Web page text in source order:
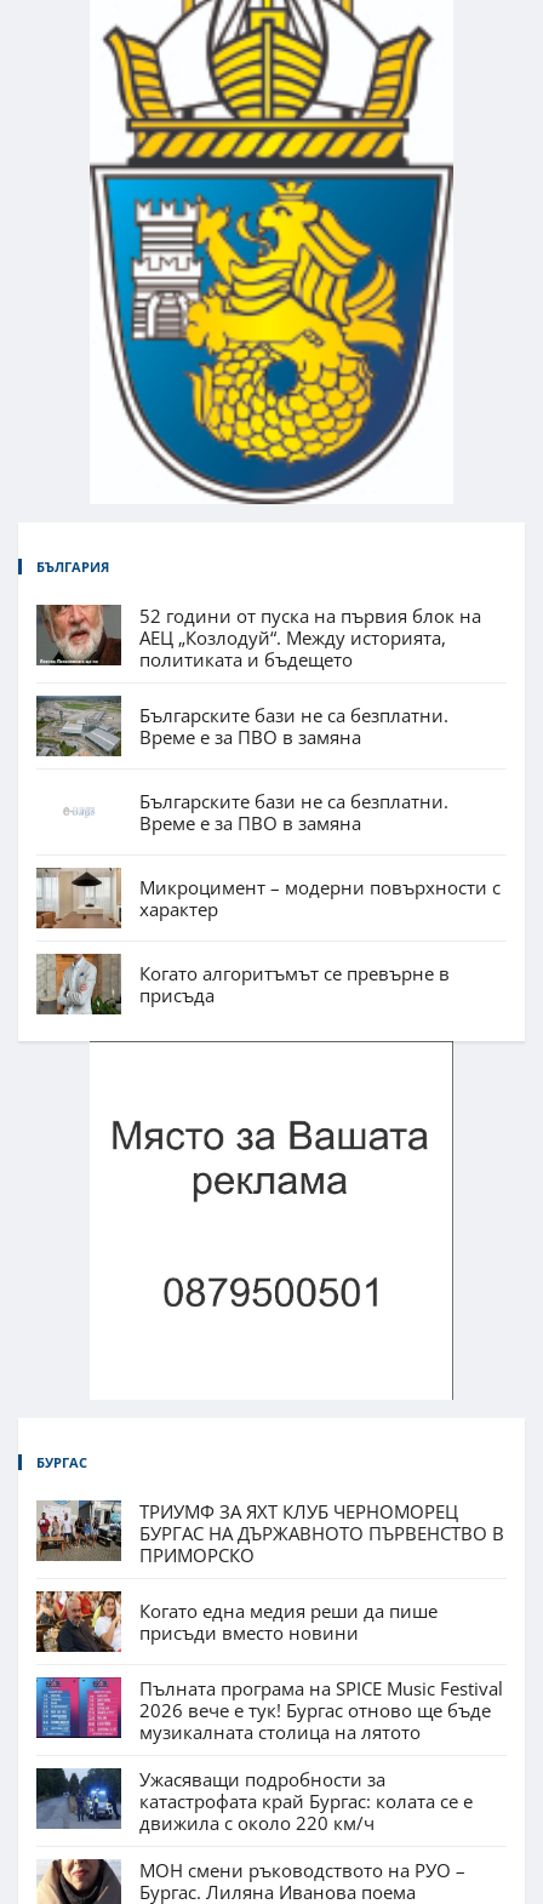
БЪЛГАРИЯ
52 години от пуска на първия блок на
АЕЦ „Козлодуй“. Между историята,
политиката и бъдещето
Българските бази не са безплатни.
Време е за ПВО в замяна
Българските бази не са безплатни.
Време е за ПВО в замяна
Микроцимент – модерни повърхности с
характер
Когато алгоритъмът се превърне в
присъда
БУРГАС
ТРИУМФ ЗА ЯХТ КЛУБ ЧЕРНОМОРЕЦ
БУРГАС НА ДЪРЖАВНОТО ПЪРВЕНСТВО В
ПРИМОРСКО
Когато една медия реши да пише
присъди вместо новини
Пълната програма на SPICE Music Festival
2026 вече е тук! Бургас отново ще бъде
музикалната столица на лятото
Ужасяващи подробности за
катастрофата край Бургас: колата се е
движила с около 220 км/ч
МОН смени ръководството на РУО –
Бургас. Лиляна Иванова поема